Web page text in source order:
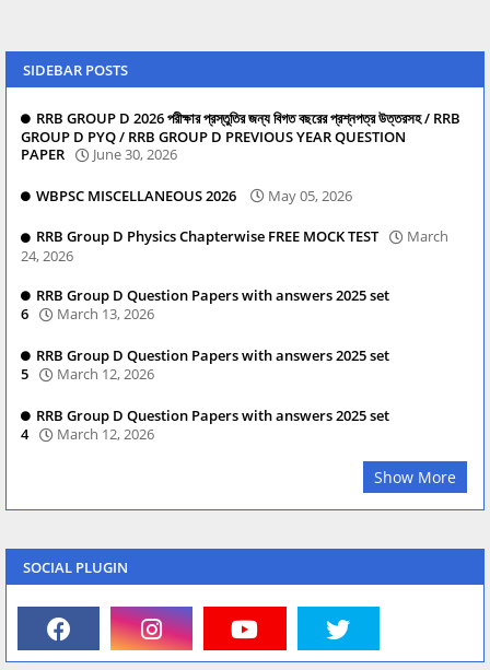
SIDEBAR POSTS
RRB GROUP D 2026 পরীক্ষার প্রস্তুতির জন্য বিগত বছরের প্রশ্নপত্র উত্তরসহ / RRB
GROUP D PYQ / RRB GROUP D PREVIOUS YEAR QUESTION
PAPER
June 30, 2026
WBPSC MISCELLANEOUS 2026 May 05, 2026
RRB Group D Physics Chapterwise FREE MOCK TEST
March
24, 2026
RRB Group D Question Papers with answers 2025 set
6
March 13, 2026
RRB Group D Question Papers with answers 2025 set
5
March 12, 2026
RRB Group D Question Papers with answers 2025 set
4
March 12, 2026
Show More
SOCIAL PLUGIN